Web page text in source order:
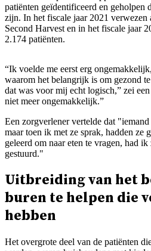
patiënten geïdentificeerd en geholpen
zijn. In het fiscale jaar 2021 verwezen
Second Harvest en in het fiscale jaar
2.174 patiënten.
“Ik voelde me eerst erg
waarom het belangrijk is om gezond
dat was voor mij echt logisch,” zei
niet meer ongemakkelijk.”
Een zorgverlener vertelde dat
maar toen ik met ze sprak, hadden ze
geleerd om naar eten te vragen, had
gestuurd."
Uitbreiding van het
buren te helpen die
hebben
Het overgrote deel van de patiënten